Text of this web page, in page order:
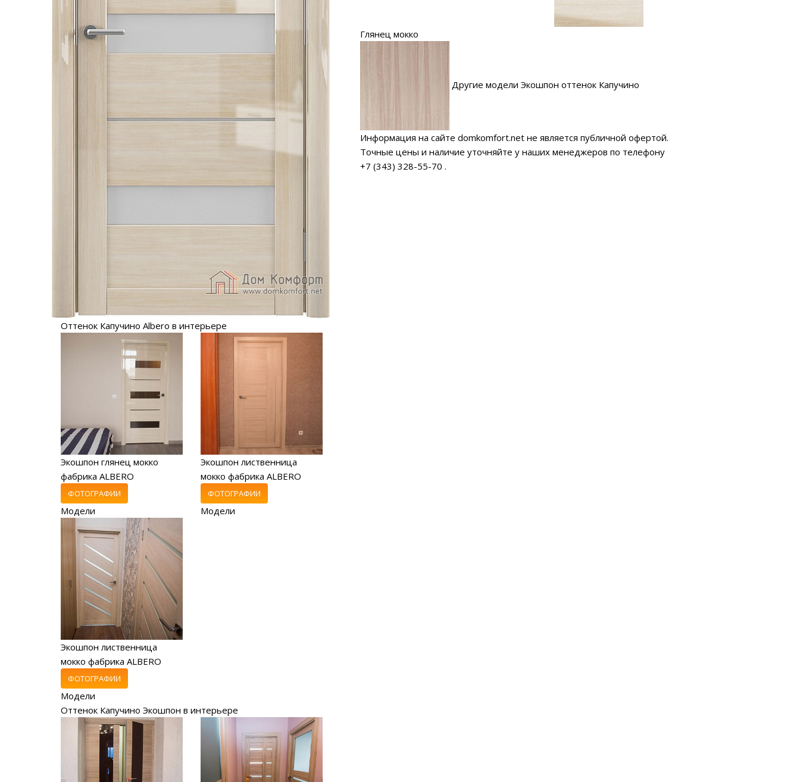
Оттенок Капучино Albero в интерьере
Экошпон глянец мокко
фабрика ALBERO
ФОТОГРАФИИ
Модели
Экошпон лиственница
мокко фабрика ALBERO
ФОТОГРАФИИ
Модели
Экошпон лиственница
мокко фабрика ALBERO
ФОТОГРАФИИ
Модели
Оттенок Капучино Экошпон в интерьере
Глянец мокко
Другие модели Экошпон оттенок Капучино
Информация на сайте domkomfort.net не является публичной офертой.
Точные цены и наличие уточняйте у наших менеджеров по телефону
+7 (343) 328-55-70 .